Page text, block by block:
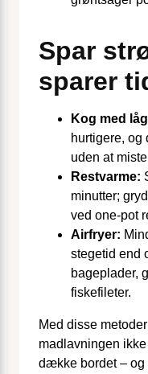
Spar
sparer
Kog med
hurtigere, og
uden at
Restvarme:
minutter;
ved one-pot
Airfryer:
stegetid end
bageplader,
fiskefileter.
Med disse
madlavningen
dække bordet – og